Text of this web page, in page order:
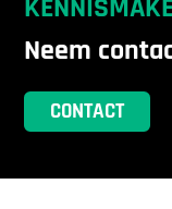
Neem
CONTACT